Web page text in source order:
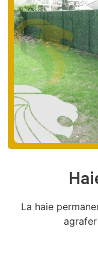
La haie